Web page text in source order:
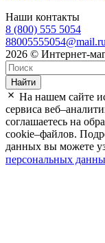
Наши контакты
8 (800) 555 5054
88005555054@mail.ru
2026 © Интернет-
Найти
На нашем сайте
сервиса
соглашаетесь на
cookie–файлов.
данных вы можете
персональных